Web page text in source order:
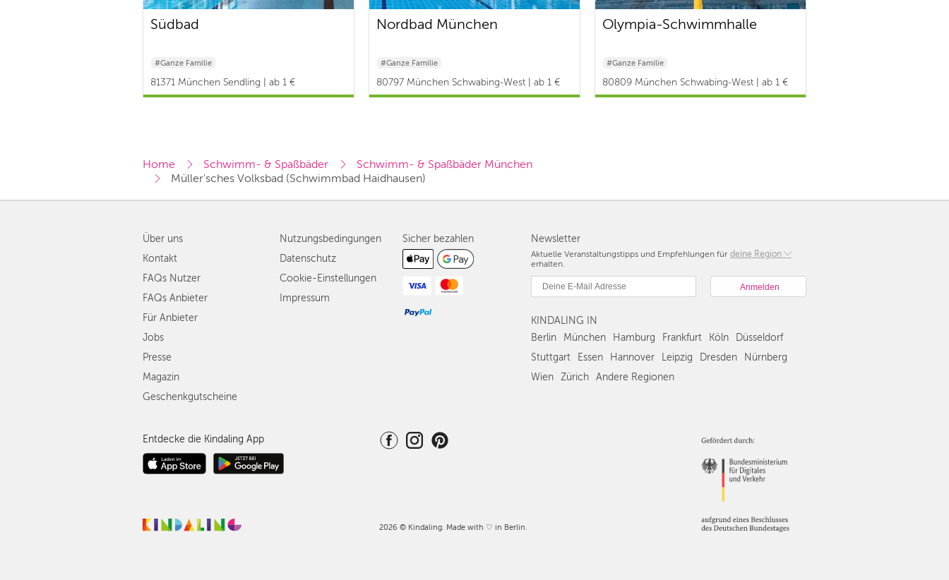
Südbad
#Ganze Familie
81371 München Sendling | ab 1 €
Nordbad München
#Ganze Familie
80797 München Schwabing-West | ab 1 €
Olympia-Schwimmhalle
#Ganze Familie
80809 München Schwabing-West | ab 1 €
Home Schwimm- & Spaßbäder
Schwimm- & Spaßbäder München
Müller'sches Volksbad (Schwimmbad Haidhausen)
Newsletter
Aktuelle Veranstaltungstipps und Empfehlungen für deine Region
Berlin
Hamburg
Düsseldorf
Stuttgart
Nürnberg
Wien
Zürich
erhalten.
KINDALING IN
Berlin
München Hamburg Frankfurt Köln
Düsseldorf
Stuttgart
Essen Hannover Leipzig Dresden
Nürnberg
Wien
Zürich Andere Regionen
Über uns
Kontakt
FAQs Nutzer
FAQs Anbieter
Für Anbieter
Jobs
Presse
Magazin
Geschenkgutscheine
Nutzungsbedingungen
Datenschutz
Cookie-Einstellungen
Impressum
Sicher bezahlen
Entdecke die Kindaling App
2026 © Kindaling. Made with ♡ in Berlin.